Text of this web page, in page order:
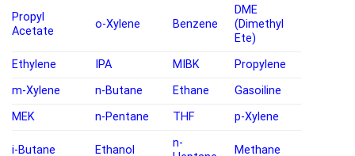
Propyl
Acetate
o-Xylene Benzene
DME
(Dimethyl
Ete)
Ethylene
IPA MIBK
Propylene
m-Xylene
n-Butane Ethane
Gasoiline
MEK
n-Pentane THF p-Xylene
i-Butane Ethanol
n-
Methane